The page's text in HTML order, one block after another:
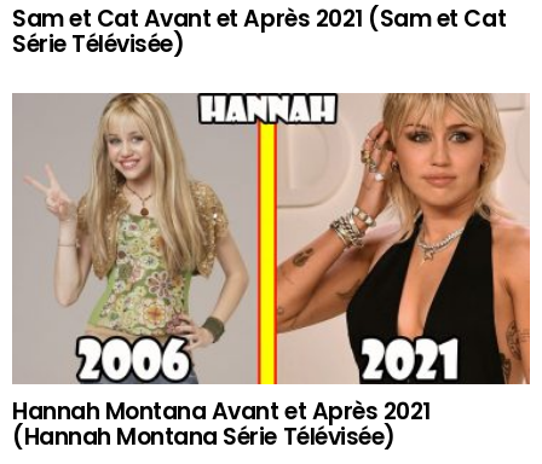
Sam et Cat Avant et Après 2021 (Sam et Cat
Série Télévisée)
Hannah Montana Avant et Après 2021
(Hannah Montana Série Télévisée)